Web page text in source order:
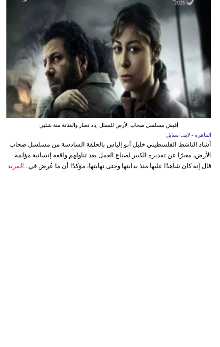
أفيش مسلسل صحاب الأرض للممثل إياد نصار والفنانة منة شلبي
القاهرة - لايف ستايل
أشاد الناشط الفلسطيني خليل أبو إلياس بالحلقة السادسة من مسلسل صحاب
الأرض، معبرًا عن تقديره الكبير لصناع العمل بعد تناولهم واقعة إنسانية مؤلمة
قال إنه كان شاهدًا عليها منذ بدايتها وحتى نهايتها، مؤكدًا أن ما عُرض في... المزيد